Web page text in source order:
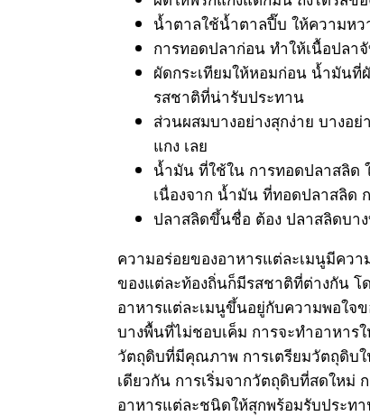
น้ำตาลใช้น้ำตาลปี๊บ ให้ความห
การทอดปลาก่อน ทำให้เนื้อปลา
ผัดกระเทียมให้หอมก่อน น้ำมันที่
รสชาติที่น่ารับประทาน
ส่วนผสมบางอย่างสุกง่าย บางอ
แกง เลย
น้ำมัน ที่ใช้ใน การทอดปลาสลิด
เนื่องจาก น้ำมัน ที่ทอดปลาสลิด
ปลาสลิดขึ้นชื่อ ต้อง ปลาสลิดบา
ความอร่อยของอาหารแต่ละเมนูมีคว
ของแต่ละท้องถิ่นก็มีรสชาติที่ต่างกัน
อาหารแต่ละเมนูขึ้นอยู่กับความพอใ
บางพื้นที่ไม่ชอบเค็ม การจะทำอาหาร
วัตถุดิบที่มีคุณภาพ การเตรียมวัตถุดิบ
เดียวกัน การเริ่มจากวัตถุดิบที่สดใหม่
อาหารแต่ละชนิดให้สุกพร้อมรับประท